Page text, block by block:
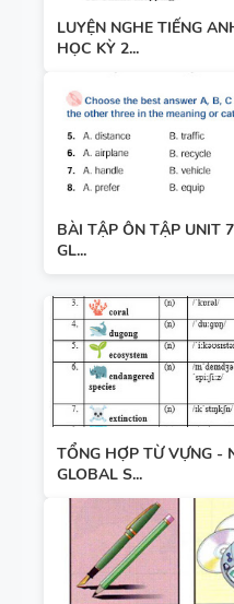
LUYỆN NGHE TIẾNG
HỌC KỲ 2...
BÀI TẬP ÔN TẬP UNIT
GL...
TỔNG HỢP TỪ VỰNG -
GLOBAL S...